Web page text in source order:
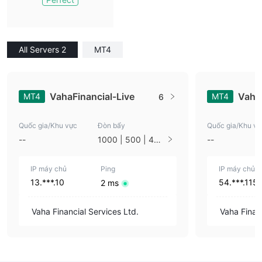
All Servers 2 MT4
MT4 VahaFinancial-Live 6
Quốc gia/Khu vực
--
Đòn bẩy
1000 | 500 | 400
IP máy chủ
13.***.10
Ping
2 ms
Vaha Financial Services Ltd.
MT4
Quốc gia/Khu
--
IP máy chủ
54.***.115
Vaha